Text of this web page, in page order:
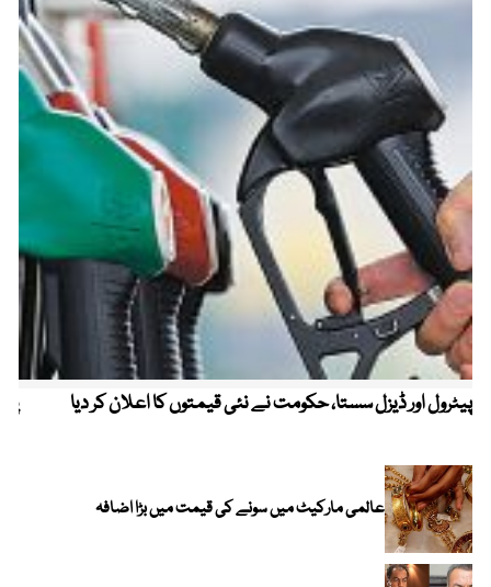
پیٹرول اور ڈیزل سستا، حکومت نے نئی قیمتوں کا اعلان کر دیا
عالمی مارکیٹ میں سونے کی قیمت میں بڑا اضافہ